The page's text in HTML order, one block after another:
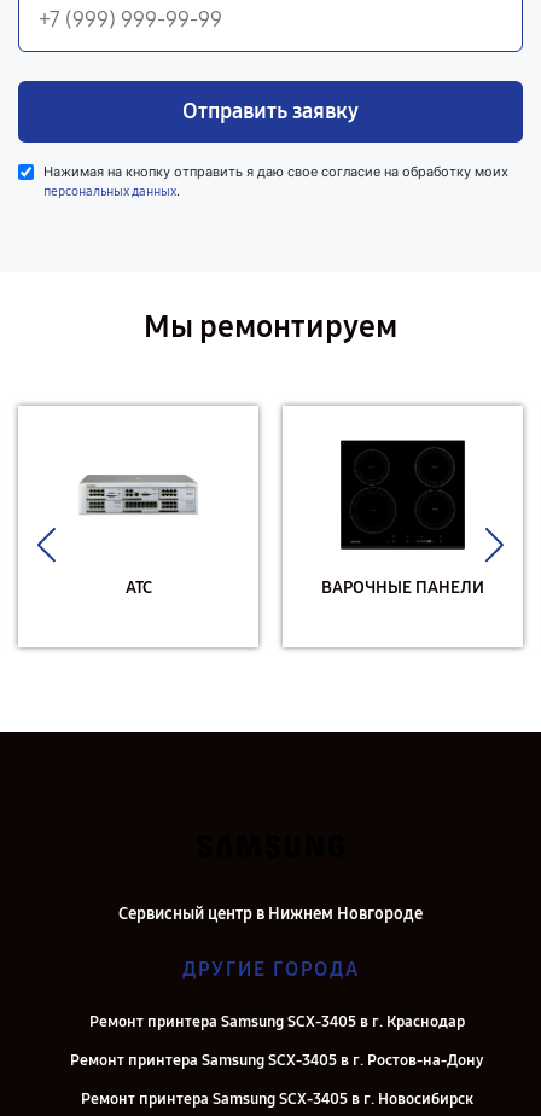
Отправить заявку
Нажимая на кнопку отправить я даю свое согласие на обработку моих
персональных данных.
Мы ремонтируем
АТС ВАРОЧНЫЕ ПАНЕЛИ
Сервисный центр в Нижнем Новгороде
ДРУГИЕ ГОРОДА
Ремонт принтера Samsung SCX-3405 в г. Краснодар
Ремонт принтера Samsung SCX-3405 в г. Ростов-на-Дону
Ремонт принтера Samsung SCX-3405 в г. Новосибирск